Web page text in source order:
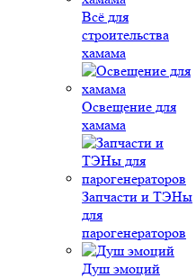
Всё для
строительства
хамама
Освещение для
хамама
Запчасти и ТЭНы
для
парогенераторов
Душ эмоций